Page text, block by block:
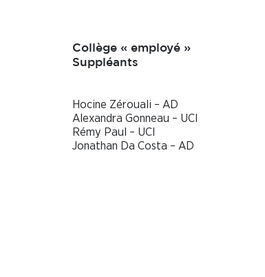
Collège « employé »
Suppléants
Hocine Zérouali – AD
Alexandra Gonneau – UCI
Rémy Paul – UCI
Jonathan Da Costa – AD